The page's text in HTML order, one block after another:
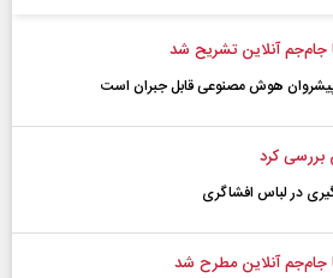
جام‌جم آنلاین تشریح شد
پیشرو‌ان هوش مصنوعی قابل جبران است
بررسی کرد
در لباس افشاگری
جام‌جم آنلاین مطرح شد